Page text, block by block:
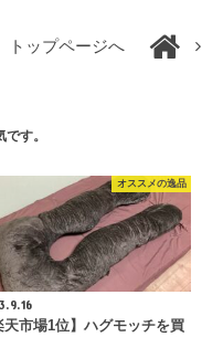
トップページへ
す。
オススメの逸品
天市場1位】ハグモッチを買